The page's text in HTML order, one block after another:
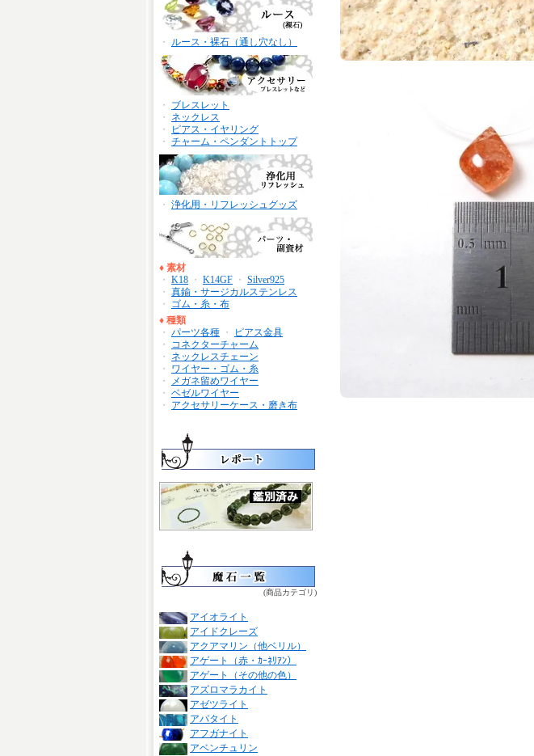
・ ルース・裸石（通し穴なし）
・
ブレスレット
・
ネックレス
・
ピアス・イヤリング
・ チャーム・ペンダントトップ
・ 浄化用・リフレッシュグッズ
♦ 素材
・ K18 ・ K14GF ・ Silver925
・ 真鍮・サージカルステンレス
・
ゴム・糸・布
♦ 種類
・ パーツ各種 ・
ピアス金具
・
コネクターチャーム
・
ネックレスチェーン
・
ワイヤー・ゴム・糸
・
メガネ留めワイヤー
・ ベゼルワイヤー
・
アクセサリーケース・磨き布
(商品カテゴリ)
アイオライト
アイドクレーズ
アクアマリン（他ベリル）
アゲート（赤・ｶｰﾈﾘｱﾝ）
アゲート（その他の色）
アズロマラカイト
アゼツライト
アパタイト
アフガナイト
アベンチュリン